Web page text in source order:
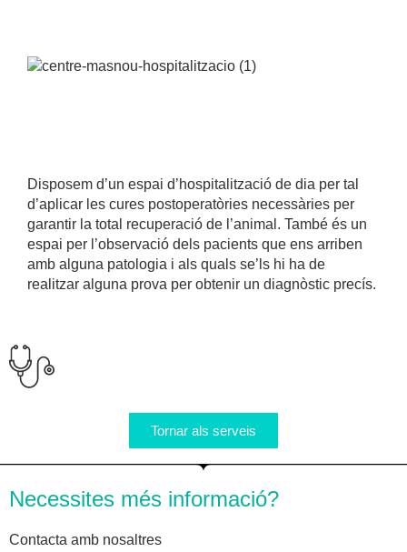
Disposem d’un espai d’hospitalització de dia per tal
d’aplicar les cures postoperatòries necessàries per
garantir la total recuperació de l’animal. També és un
espai per l’observació dels pacients que ens arriben
amb alguna patologia i als quals se’ls hi ha de
realitzar alguna prova per obtenir un diagnòstic precís.
Tornar als serveis
Necessites més informació?
Contacta amb nosaltres